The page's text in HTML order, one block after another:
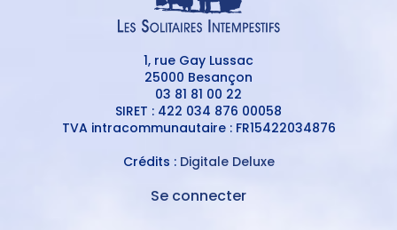
1, rue Gay Lussac
25000 Besançon
03 81 81 00 22
SIRET : 422 034 876 00058
TVA intracommunautaire : FR15422034876
Crédits : Digitale Deluxe
Se connecter